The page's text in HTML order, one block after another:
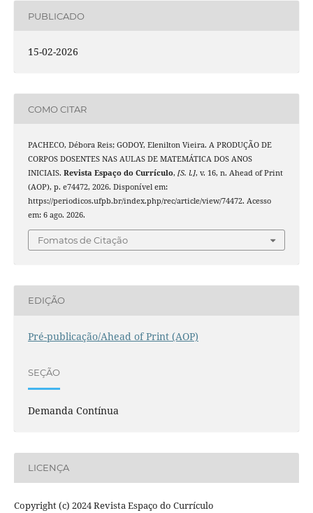
PUBLICADO
15-02-2026
COMO CITAR
PACHECO, Débora Reis; GODOY, Elenilton Vieira. A PRODUÇÃO DE
CORPOS DOSENTES NAS AULAS DE MATEMÁTICA DOS ANOS
INICIAIS. Revista Espaço do Currículo, [S. l.], v. 16, n. Ahead of Print
(AOP), p. e74472, 2026. Disponível em:
https://periodicos.ufpb.br/index.php/rec/article/view/74472. Acesso
em: 6 ago. 2026.
Fomatos de Citação
EDIÇÃO
Pré-publicação/Ahead of Print (AOP)
SEÇÃO
Demanda Contínua
LICENÇA
Copyright (c) 2024 Revista Espaço do Currículo